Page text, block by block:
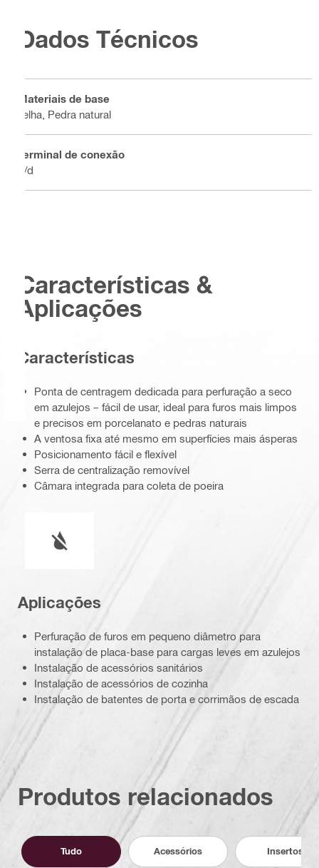
Dados Técnicos
Materiais de base
Telha, Pedra natural
Terminal de conexão
n/d
Características &
Aplicações
Características
Ponta de centragem dedicada para perfuração a seco
em azulejos – fácil de usar, ideal para furos mais limpos
e precisos em porcelanato e pedras naturais
A ventosa fixa até mesmo em superfícies mais ásperas
Posicionamento fácil e flexível
Serra de centralização removível
Câmara integrada para coleta de poeira
Aplicações
Perfuração de furos em pequeno diâmetro para
instalação de placa-base para cargas leves em azulejos
Instalação de acessórios sanitários
Instalação de acessórios de cozinha
Instalação de batentes de porta e corrimãos de escada
Produtos relacionados
Tudo Acessórios Insertos